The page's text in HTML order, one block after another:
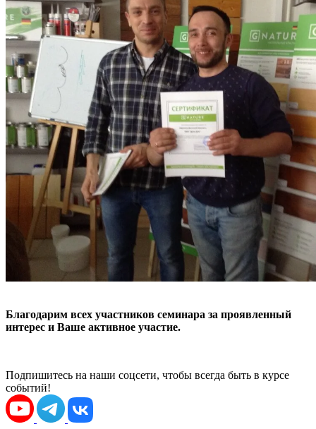
Благодарим всех участников семинара за проявленный
интерес и Ваше активное участие.
Подпишитесь на наши соцсети, чтобы всегда быть в курсе
событий!